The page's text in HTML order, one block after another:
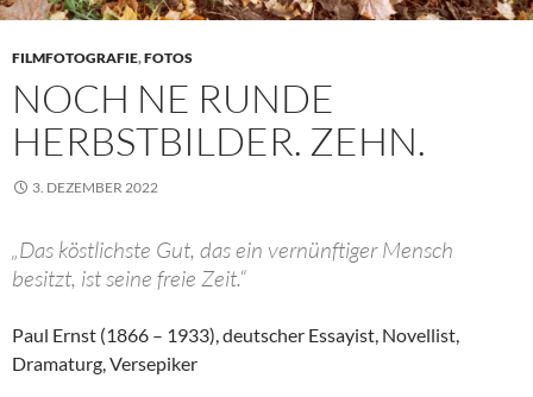
FILMFOTOGRAFIE,FOTOS
NOCH NE RUNDE
HERBSTBILDER. ZEHN.
3. DEZEMBER 2022
„Das köstlichste Gut, das ein vernünftiger Mensch
besitzt, ist seine freie Zeit.“
Paul Ernst (1866 – 1933), deutscher Essayist, Novellist,
Dramaturg, Versepiker